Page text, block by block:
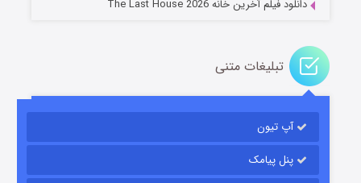
مردگان متحرک: شهر مرده ۳
دانلود فیلم آخرین خانه The Last House 2026
تبلیغات متنی
آپ تیون
پنل پیامک